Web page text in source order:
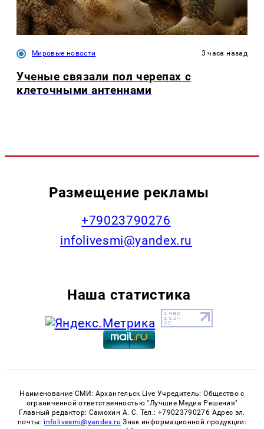
Мировые новости 3 часа назад
Ученые связали пол черепах с
клеточными антеннами
Размещение рекламы
+79023790276
infolivesmi@yandex.ru
Наша статистика
Наименование СМИ: Архангельск Live Учредитель: Общество с
ограниченной ответственностью "Лучшие Медиа Решения"
Главный редактор: Самохин А. С. Тел.: +79023790276 Адрес эл.
почты: infolivesmi@yandex.ru Знак информационной продукции: